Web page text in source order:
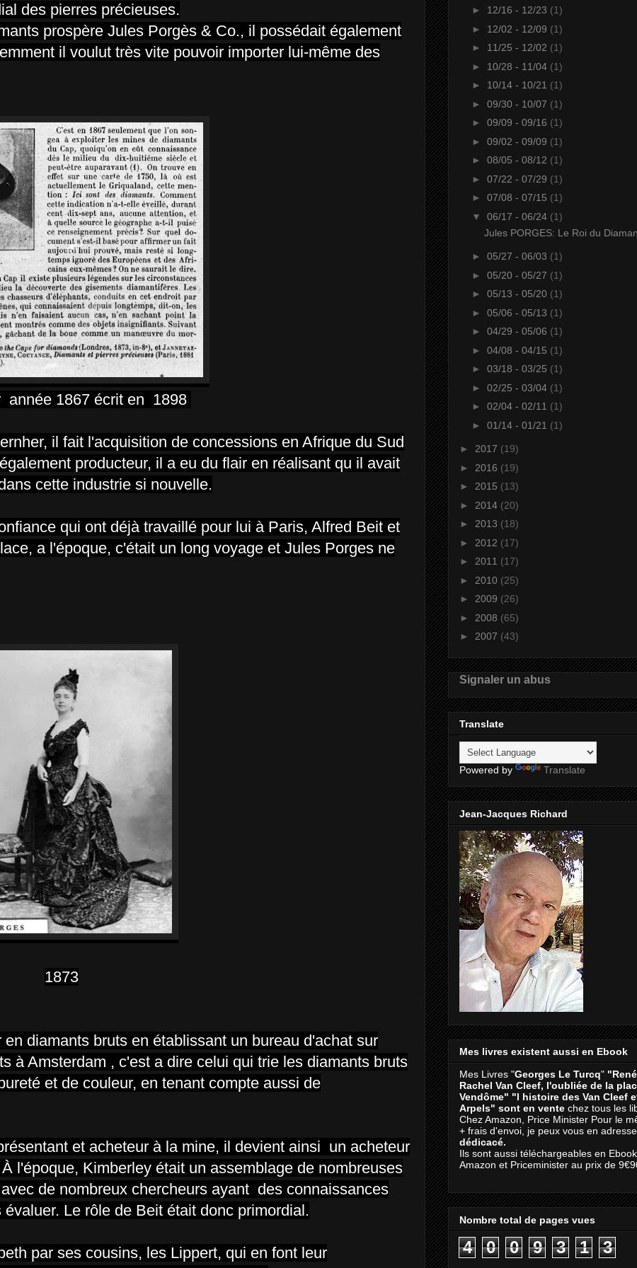
des pierres précieuses.
prospère Jules Porgès & Co., il possédait également
il voulut très vite pouvoir importer lui-même des
année 1867 écrit en 1898
il fait l'acquisition de concessions en Afrique du Sud
producteur, il a eu du flair en réalisant qu il avait
cette industrie si nouvelle.
qui ont déjà travaillé pour lui à Paris, Alfred Beit et
a l'époque, c'était un long voyage et Jules Porges ne
1873
diamants bruts en établissant un bureau d'achat sur
à Amsterdam , c'est a dire celui qui trie les diamants bruts
et de couleur, en tenant compte aussi de
et acheteur à la mine, il devient ainsi un acheteur
l'époque, Kimberley était un assemblage de nombreuses
de nombreux chercheurs ayant des connaissances
Le rôle de Beit était donc primordial.
par ses cousins, les Lippert, qui en font leur
► 12/16 - 12/23 (1)
► 12/02 - 12/09 (1)
► 11/25 - 12/02 (1)
► 10/28 - 11/04 (1)
► 10/14 - 10/21 (1)
► 09/30 - 10/07 (1)
► 09/09 - 09/16 (1)
► 09/02 - 09/09 (1)
► 08/05 - 08/12 (1)
► 07/22 - 07/29 (1)
► 07/08 - 07/15 (1)
▼ 06/17 - 06/24 (1)
Jules PORGES: Le Roi du
► 05/27 - 06/03 (1)
► 05/20 - 05/27 (1)
► 05/13 - 05/20 (1)
► 05/06 - 05/13 (1)
► 04/29 - 05/06 (1)
► 04/08 - 04/15 (1)
► 03/18 - 03/25 (1)
► 02/25 - 03/04 (1)
► 02/04 - 02/11 (1)
► 01/14 - 01/21 (1)
► 2017 (19)
► 2016 (19)
► 2015 (13)
► 2014 (20)
► 2013 (18)
► 2012 (17)
► 2011 (17)
► 2010 (25)
► 2009 (26)
► 2008 (65)
► 2007 (43)
Signaler un abus
Translate
Powered by Translate
Jean-Jacques Richard
Mes livres existent aussi en Ebook
Mes Livres "Georges Le Turcq"
Rachel Van Cleef, l'oubliée de la
Vendôme" "l histoire des Van Cleef
Arpels" sont en vente chez tous les
Chez Amazon, Price Minister Pour le
+ frais d'envoi, je peux vous en
dédicacé.
Ils sont aussi téléchargeables en
Amazon et Priceminister au prix de
Nombre total de pages vues
4 0 0 9 3 1 3